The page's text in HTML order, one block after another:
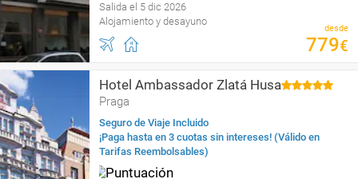
Salida el 5 dic 2026
Alojamiento y desayuno
desde
779€
Hotel Ambassador Zlatá Husa
Praga
Seguro de Viaje Incluido
¡Paga hasta en 3 cuotas sin intereses! (Válido en
Tarifas Reembolsables)